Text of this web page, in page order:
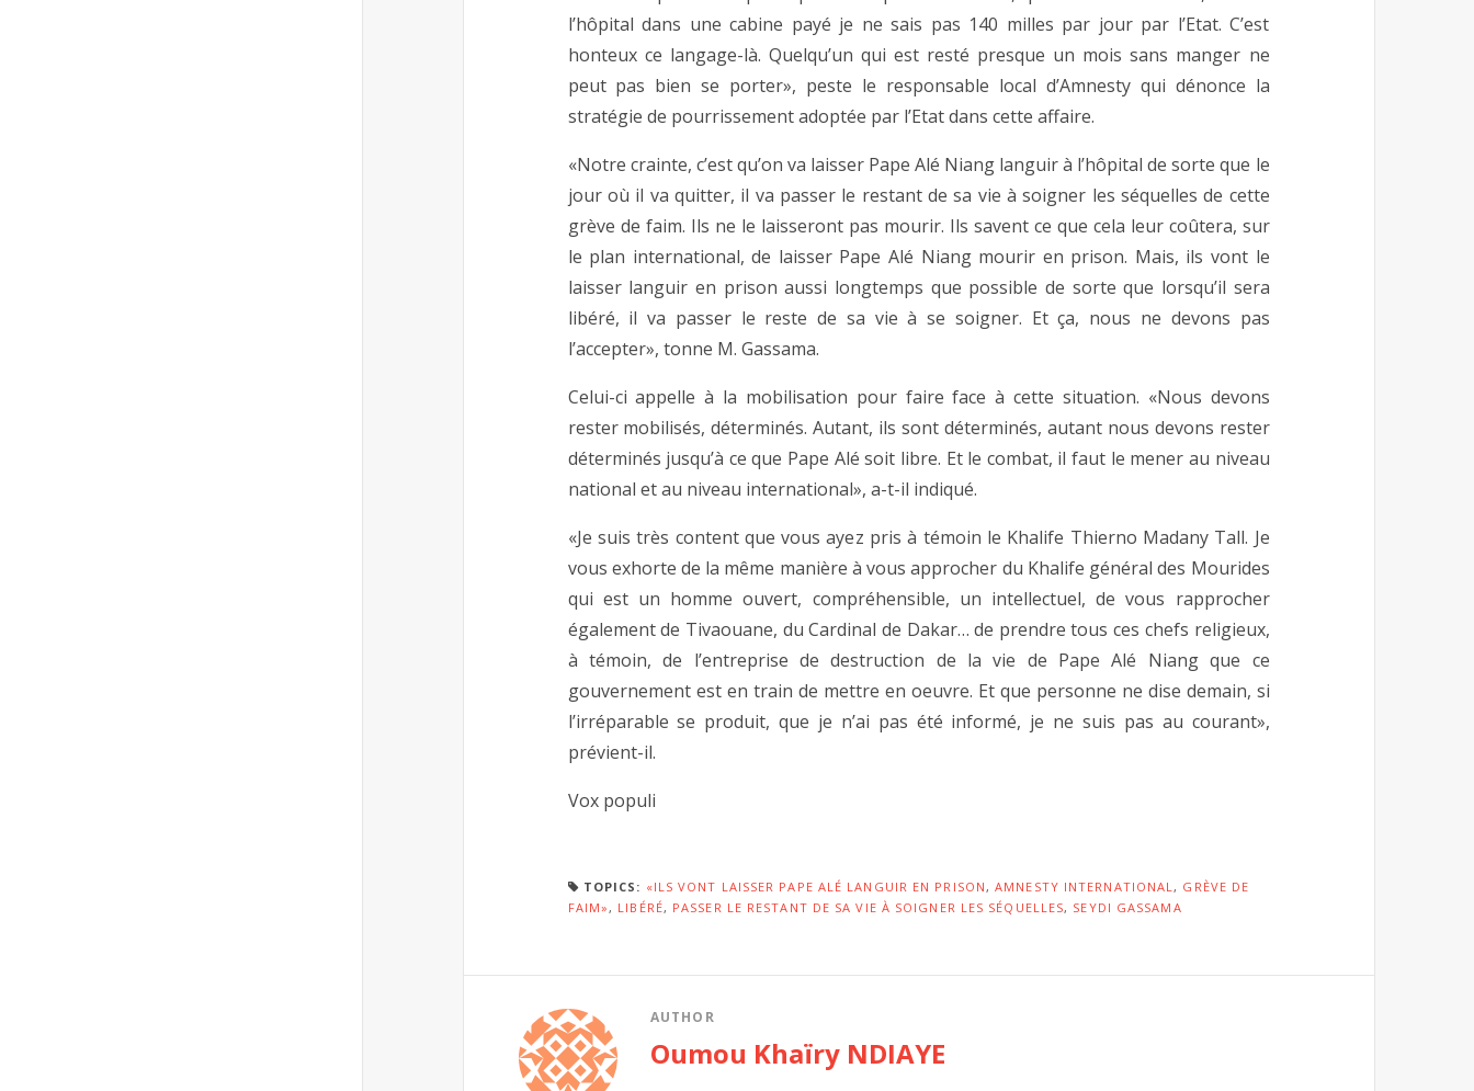
l’hôpital dans une cabine payé je ne sais pas 140 milles par jour par l’Etat. C’est
honteux ce langage-là. Quelqu’un qui est resté presque un mois sans manger ne
peut pas bien se porter», peste le responsable local d’Amnesty qui dénonce la
stratégie de pourrissement adoptée par l’Etat dans cette affaire.
«Notre crainte, c’est qu’on va laisser Pape Alé Niang languir à l’hôpital de sorte que le
jour où il va quitter, il va passer le restant de sa vie à soigner les séquelles de cette
grève de faim. Ils ne le laisseront pas mourir. Ils savent ce que cela leur coûtera, sur
le plan international, de laisser Pape Alé Niang mourir en prison. Mais, ils vont le
laisser languir en prison aussi longtemps que possible de sorte que lorsqu’il sera
libéré, il va passer le reste de sa vie à se soigner. Et ça, nous ne devons pas
l’accepter», tonne M. Gassama.
Celui-ci appelle à la mobilisation pour faire face à cette situation. «Nous devons
rester mobilisés, déterminés. Autant, ils sont déterminés, autant nous devons rester
déterminés jusqu’à ce que Pape Alé soit libre. Et le combat, il faut le mener au niveau
national et au niveau international», a-t-il indiqué.
«Je suis très content que vous ayez pris à témoin le Khalife Thierno Madany Tall. Je
vous exhorte de la même manière à vous appro­cher du Khalife général des Mourides
qui est un homme ouvert, compréhensible, un intellectuel, de vous rapprocher
également de Tivaouane, du Cardinal de Dakar… de prendre tous ces chefs religieux,
à témoin, de l’entreprise de destruction de la vie de Pape Alé Niang que ce
gouvernement est en train de mettre en oeuvre. Et que personne ne dise demain, si
l’irréparable se produit, que je n’ai pas été informé, je ne suis pas au courant»,
prévient-il.
Vox populi
TOPICS: «ILS VONT LAISSER PAPE ALÉ LANGUIR EN PRISON,AMNESTY INTERNATIONAL, GRÈVE DE
FAIM», LIBÉRÉ, PASSER LE RESTANT DE SA VIE À SOIGNER LES SÉQUELLES, SEYDI GASSAMA
AUTHOR
Oumou Khaïry NDIAYE